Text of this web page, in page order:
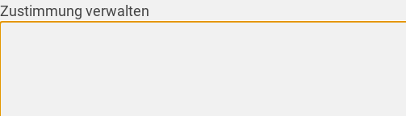
Zustimmung verwalten